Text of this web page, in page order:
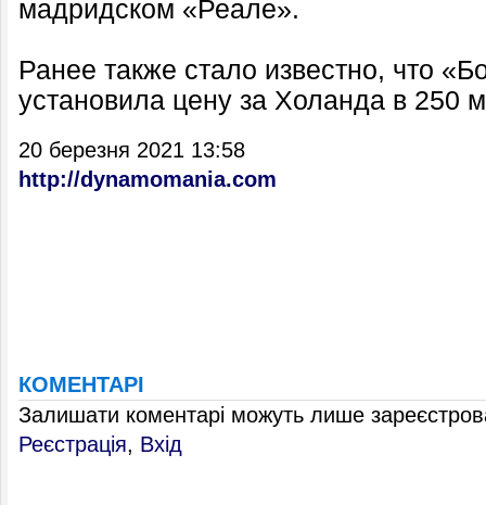
мадридском «Реале».
Ранее также стало известно, что
установила цену за Холанда в 250
20 березня 2021 13:58
http://dynamomania.com
КОМЕНТАРІ
Залишати коментарі можуть лише
Реєстрація, Вхід